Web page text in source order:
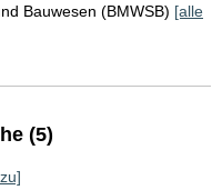
Bauwesen (BMWSB) [alle
(5)